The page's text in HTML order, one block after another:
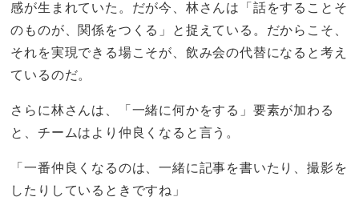
感が生まれていた。だが今、林さんは「話をすることそ
のものが、関係をつくる」と捉えている。だからこそ、
それを実現できる場こそが、飲み会の代替になると考え
ているのだ。
さらに林さんは、「一緒に何かをする」要素が加わる
と、チームはより仲良くなると言う。
「一番仲良くなるのは、一緒に記事を書いたり、撮影を
したりしているときですね」